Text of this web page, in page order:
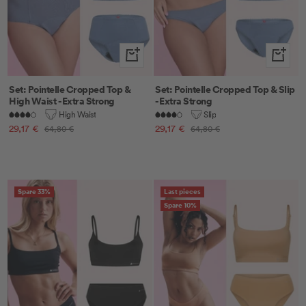
Schnellansicht
Set: Pointelle Cropped Top &
High Waist - Extra Strong
High Waist
Angebotspreis
29,17 € Regulärer
64,80 €
Set: Pointelle Cropped Top & Slip
- Extra Strong
Slip
Angebotspreis
29,17 € Regulärer
64,80 €
Spare 33%
Last pieces
Spare 10%